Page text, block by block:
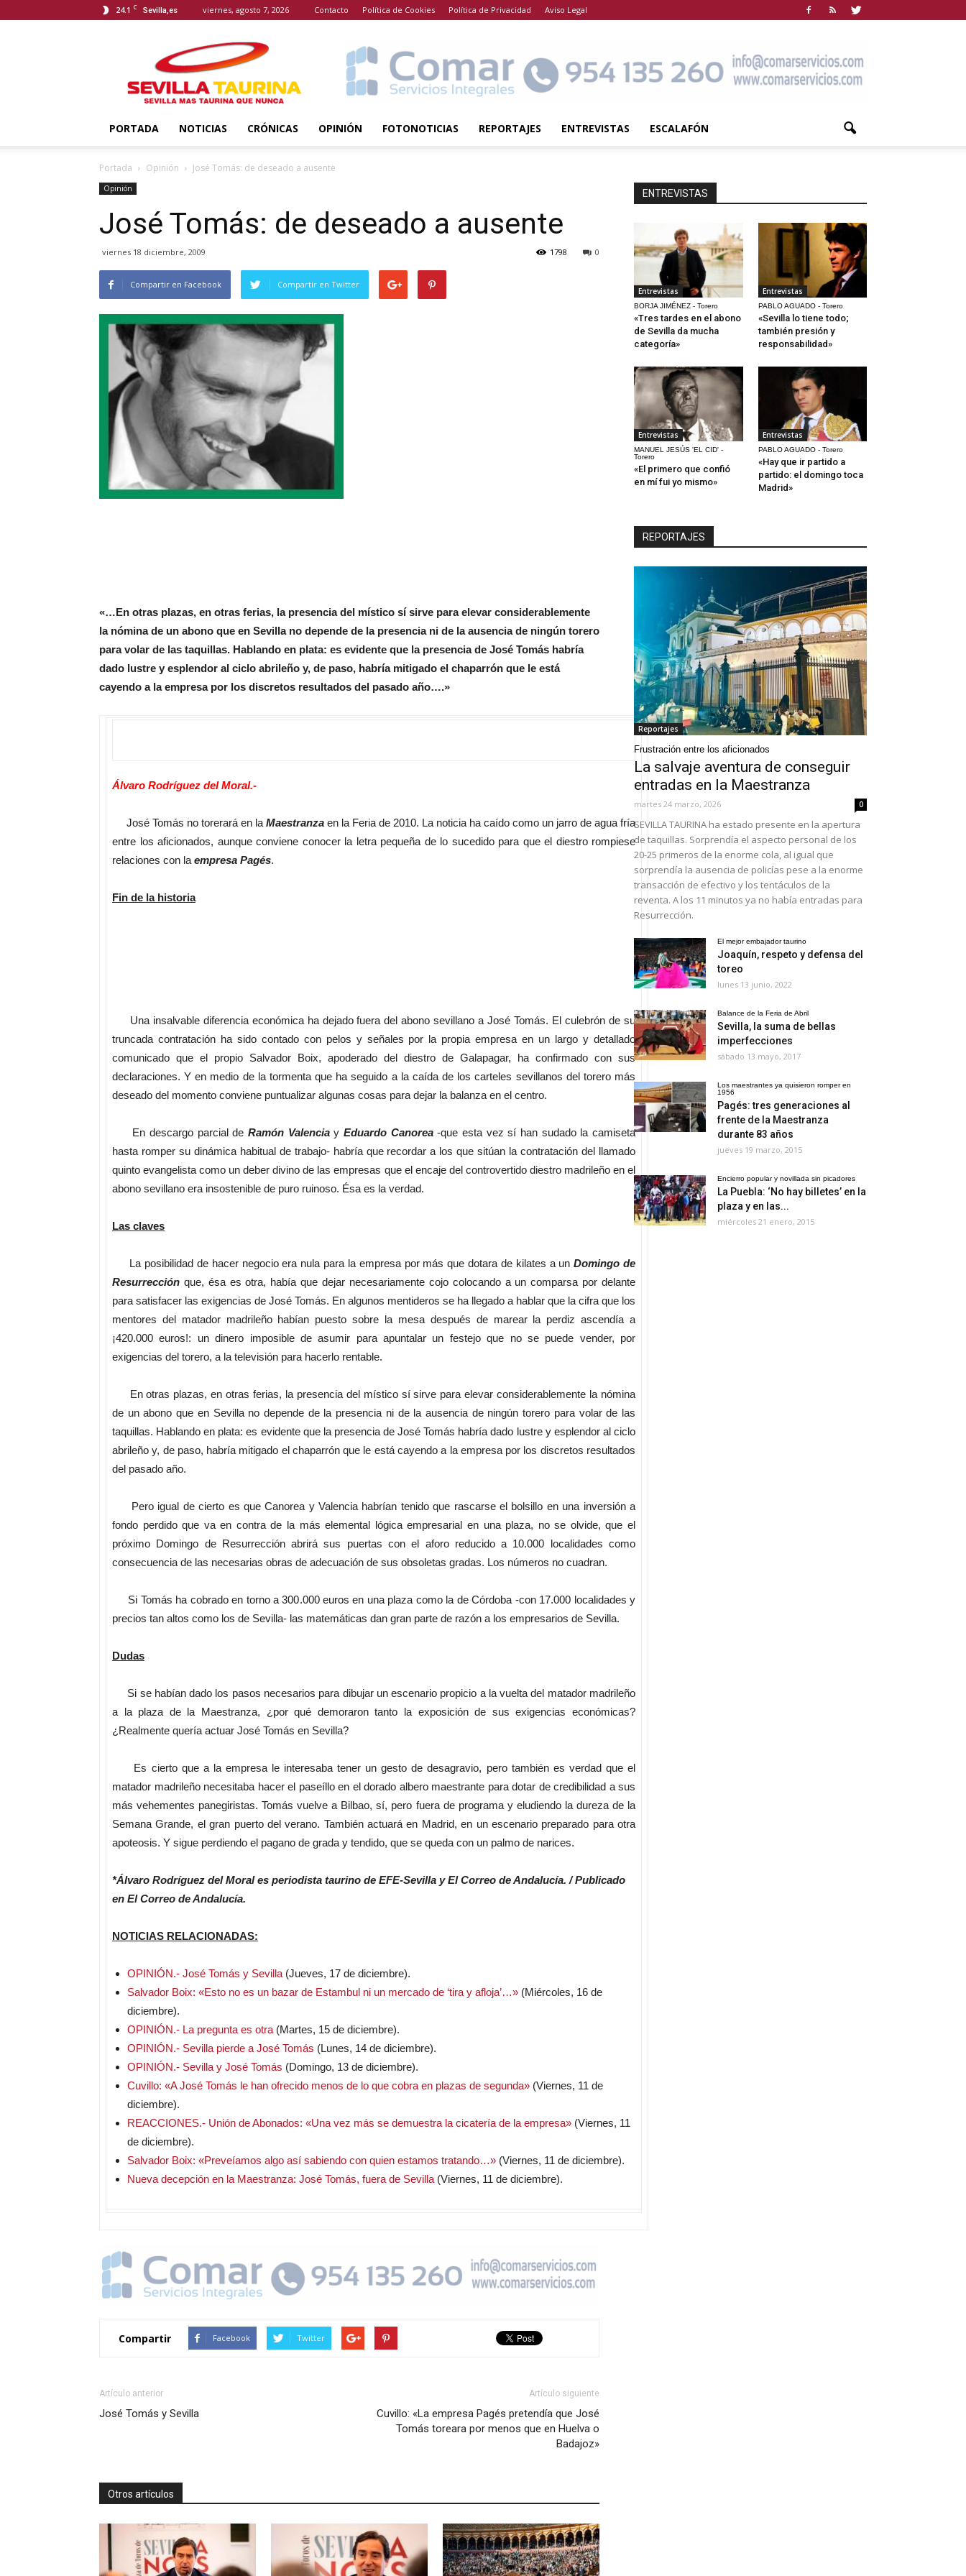
24.1 C Sevilla,es viernes, agosto 7, 2026 Contacto Política de Cookies Política de Privacidad Aviso Legal
Taurina
PORTADA NOTICIAS CRÓNICAS OPINIÓN FOTONOTICIAS REPORTAJES ENTREVISTAS ESCALAFÓN
Portada Opinión José Tomás: de deseado a ausente
Opinión
José Tomás: de deseado a ausente
viernes 18 diciembre, 2009 0
1798
Compartir en Facebook Compartir en Twitter
«…En otras plazas, en otras ferias, la presencia del místico sí sirve para elevar considerablemente
la nómina de un abono que en Sevilla no depende de la presencia ni de la ausencia de ningún torero
para volar de las taquillas. Hablando en plata: es evidente que la presencia de José Tomás habría
dado lustre y esplendor al ciclo abrileño y, de paso, habría mitigado el chaparrón que le está
cayendo a la empresa por los discretos resultados del pasado año….»
Álvaro Rodríguez del Moral.-
José Tomás no torerará en la Maestranza en la Feria de 2010. La noticia ha caído como un jarro de agua fría
entre los aficionados, aunque conviene conocer la letra pequeña de lo sucedido para que el diestro rompiese
relaciones con la empresa Pagés.
Fin de la historia
Una insalvable diferencia económica ha dejado fuera del abono sevillano a José Tomás. El culebrón de su
truncada contratación ha sido contado con pelos y señales por la propia empresa en un largo y detallado
comunicado que el propio Salvador Boix, apoderado del diestro de Galapagar, ha confirmado con sus
declaraciones. Y en medio de la tormenta que ha seguido a la caída de los carteles sevillanos del torero más
deseado del momento conviene puntualizar algunas cosas para dejar la balanza en el centro.
En descargo parcial de Ramón ValenciayEduardo Canorea-que esta vez sí han sudado la camiseta
hasta romper su dinámica habitual de trabajo- habría que recordar a los que sitúan la contratación del llamado
quinto evangelista como un deber divino de las empresas que el encaje del controvertido diestro madrileño en el
abono sevillano era insostenible de puro ruinoso. Ésa es la verdad.
Las claves
La posibilidad de hacer negocio era nula para la empresa por más que dotara de kilates a unDomingo de
Resurrección que, ésa es otra, había que dejar necesariamente cojo colocando a un comparsa por delante
para satisfacer las exigencias de José Tomás. En algunos mentideros se ha llegado a hablar que la cifra que los
mentores del matador madrileño habían puesto sobre la mesa después de marear la perdiz ascendía a
¡420.000 euros!: un dinero imposible de asumir para apuntalar un festejo que no se puede vender, por
exigencias del torero, a la televisión para hacerlo rentable.
En otras plazas, en otras ferias, la presencia del místico sí sirve para elevar considerablemente la nómina
de un abono que en Sevilla no depende de la presencia ni de la ausencia de ningún torero para volar de las
taquillas. Hablando en plata: es evidente que la presencia de José Tomás habría dado lustre y esplendor al ciclo
abrileño y, de paso, habría mitigado el chaparrón que le está cayendo a la empresa por los discretos resultados
del pasado año.
Pero igual de cierto es que Canorea y Valencia habrían tenido que rascarse el bolsillo en una inversión a
fondo perdido que va en contra de la más elemental lógica empresarial en una plaza, no se olvide, que el
próximo Domingo de Resurrección abrirá sus puertas con el aforo reducido a 10.000 localidades como
consecuencia de las necesarias obras de adecuación de sus obsoletas gradas. Los números no cuadran.
Si Tomás ha cobrado en torno a 300.000 euros en una plaza como la de Córdoba -con 17.000 localidades y
precios tan altos como los de Sevilla- las matemáticas dan gran parte de razón a los empresarios de Sevilla.
Dudas
Si se habían dado los pasos necesarios para dibujar un escenario propicio a la vuelta del matador madrileño
a la plaza de la Maestranza, ¿por qué demoraron tanto la exposición de sus exigencias económicas?
¿Realmente quería actuar José Tomás en Sevilla?
Es cierto que a la empresa le interesaba tener un gesto de desagravio, pero también es verdad que el
matador madrileño necesitaba hacer el paseíllo en el dorado albero maestrante para dotar de credibilidad a sus
más vehementes panegiristas. Tomás vuelve a Bilbao, sí, pero fuera de programa y eludiendo la dureza de la
Semana Grande, el gran puerto del verano. También actuará en Madrid, en un escenario preparado para otra
apoteosis. Y sigue perdiendo el pagano de grada y tendido, que se queda con un palmo de narices.
*Álvaro Rodríguez del Moral es periodista taurino de EFE-Sevilla y El Correo de Andalucía. / Publicado
en El Correo de Andalucía.
NOTICIAS RELACIONADAS:
OPINIÓN.- José Tomás y Sevilla (Jueves, 17 de diciembre).
Salvador Boix: «Esto no es un bazar de Estambul ni un mercado de ‘tira y afloja’…» (Miércoles, 16 de
diciembre).
OPINIÓN.- La pregunta es otra (Martes, 15 de diciembre).
OPINIÓN.- Sevilla pierde a José Tomás (Lunes, 14 de diciembre).
OPINIÓN.- Sevilla y José Tomás (Domingo, 13 de diciembre).
Cuvillo: «A José Tomás le han ofrecido menos de lo que cobra en plazas de segunda» (Viernes, 11 de
diciembre).
REACCIONES.- Unión de Abonados: «Una vez más se demuestra la cicatería de la empresa» (Viernes, 11
de diciembre).
Salvador Boix: «Preveíamos algo así sabiendo con quien estamos tratando…» (Viernes, 11 de diciembre).
Nueva decepción en la Maestranza: José Tomás, fuera de Sevilla (Viernes, 11 de diciembre).
Compartir Facebook Twitter
Artículo anterior
José Tomás y Sevilla
Artículo siguiente
Cuvillo: «La empresa Pagés pretendía que José
Tomás toreara por menos que en Huelva o
Badajoz»
Otros artículos
ENTREVISTAS
Entrevistas
BORJA JIMÉNEZ - Torero
«Tres tardes en el abono
de Sevilla da mucha
categoría»
Entrevistas
PABLO AGUADO - Torero
«Sevilla lo tiene todo;
también presión y
responsabilidad»
Entrevistas
MANUEL JESÚS 'EL CID' -
Torero
«El primero que confió
en mí fui yo mismo»
Entrevistas
PABLO AGUADO - Torero
«Hay que ir partido a
partido: el domingo toca
Madrid»
REPORTAJES
Reportajes
Frustración entre los aficionados
La salvaje aventura de conseguir
entradas en la Maestranza
martes 24 marzo, 2026 0
SEVILLA TAURINA ha estado presente en la apertura
de taquillas. Sorprendía el aspecto personal de los
20-25 primeros de la enorme cola, al igual que
sorprendía la ausencia de policías pese a la enorme
transacción de efectivo y los tentáculos de la
reventa. A los 11 minutos ya no había entradas para
Resurrección.
El mejor embajador taurino
Joaquín, respeto y defensa del
toreo
lunes 13 junio, 2022
Balance de la Feria de Abril
Sevilla, la suma de bellas
imperfecciones
sábado 13 mayo, 2017
Los maestrantes ya quisieron romper en
1956
Pagés: tres generaciones al
frente de la Maestranza
durante 83 años
jueves 19 marzo, 2015
Encierro popular y novillada sin picadores
La Puebla: ‘No hay billetes’ en la
plaza y en las...
miércoles 21 enero, 2015